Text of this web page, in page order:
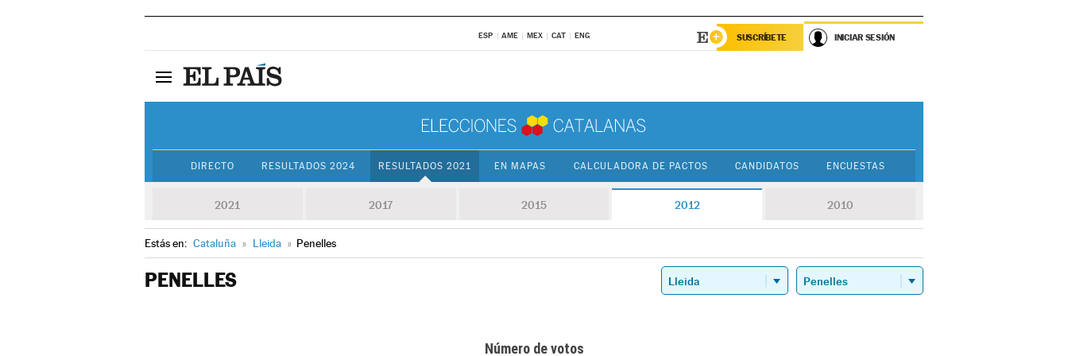
ESP AME MEX CAT ENG SUSCRÍBETE INICIAR SESIÓN
DIRECTO RESULTADOS 2024 RESULTADOS 2021 EN MAPAS CALCULADORA DE PACTOS CANDIDATOS ENCUESTAS
2021 2017 2015 2012 2010
Estás en: Cataluña » Lleida » Penelles
PENELLES
Número de votos